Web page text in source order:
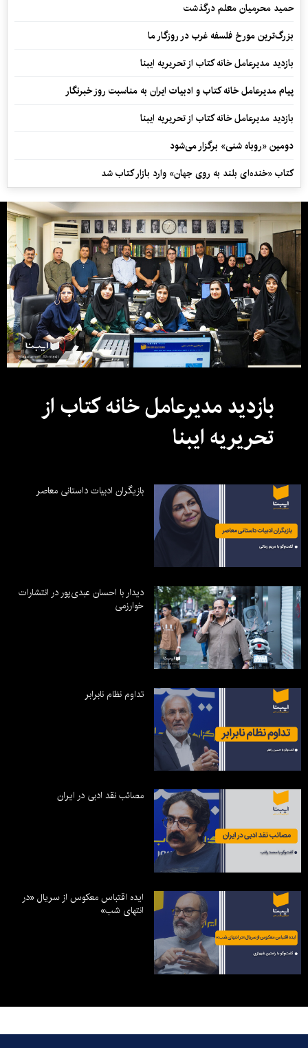
حمید محرمیان معلم درگذشت
بزرگ‌ترین مورخ فلسفه غرب در روزگار ما
بازدید مدیرعامل خانه کتاب از تحریریه ایبنا
پیام مدیرعامل خانه کتاب و ادبیات ایران به مناسبت روز خبرنگار
بازدید مدیرعامل خانه کتاب از تحریریه ایبنا
دومین «روباه شنی» برگزار می‌شود
کتاب «خنده‌ای بلند به روی جهان» وارد بازار کتاب شد
بازدید مدیرعامل خانه کتاب از
تحریریه ایبنا
بازیگران ادبیات داستانی معاصر
دیدار با احسان عبدی‌پور در انتشارات
خوارزمی
تداوم نظام نابرابر
مصائب نقد ادبی در ایران
ایده اقتباس معکوس از سریال «در
انتهای شب»